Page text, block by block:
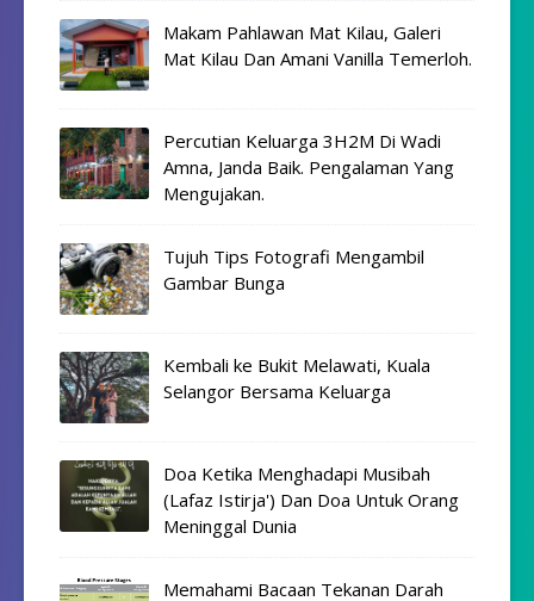
Makam Pahlawan Mat Kilau, Galeri
Mat Kilau Dan Amani Vanilla Temerloh.
Percutian Keluarga 3H2M Di Wadi
Amna, Janda Baik. Pengalaman Yang
Mengujakan.
Tujuh Tips Fotografi Mengambil
Gambar Bunga
Kembali ke Bukit Melawati, Kuala
Selangor Bersama Keluarga
Doa Ketika Menghadapi Musibah
(Lafaz Istirja') Dan Doa Untuk Orang
Meninggal Dunia
Memahami Bacaan Tekanan Darah